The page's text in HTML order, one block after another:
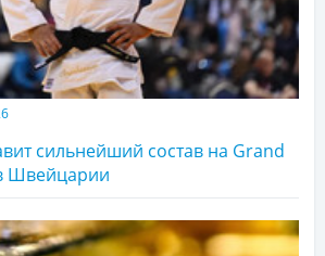
сильнейший состав на Grand
Швейцарии